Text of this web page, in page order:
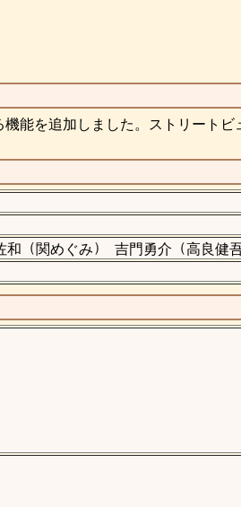
機能を追加しました。ストリート
和 （関めぐみ） 吉門勇介 （高良健